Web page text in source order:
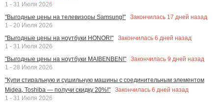
1 - 31 Июля 2026
"Выгодные цены на телевизоры Samsung!"
Закончилась 17 дней назад
1 - 20 Июля 2026
"Выгодные цены на ноутбуки HONOR!"
Закончилась 6 дней назад
1 - 31 Июля 2026
"Выгодные цены на ноутбуки MAIBENBEN!"
Закончилась 9 дней назад
1 - 28 Июля 2026
"Купи стиральную и сушильную машины с соединительным элементом
Midea, Toshiba — получи скидку 20%!"
Закончилась 6 дней назад
1 - 31 Июля 2026